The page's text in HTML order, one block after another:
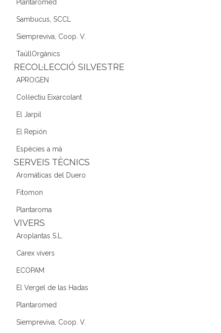
Plantaromed
Sambucus, SCCL
Siempreviva, Coop. V.
TaüllOrgànics
RECOL·LECCIÓ SILVESTRE
APROGEN
Col·lectiu Eixarcolant
El Jarpil
El Repión
Espècies a mà
SERVEIS TÈCNICS
Aromáticas del Duero
Fitomon
Plantaroma
VIVERS
Aroplantas S.L.
Carex vivers
ECOPAM
El Vergel de las Hadas
Plantaromed
Siempreviva, Coop. V.